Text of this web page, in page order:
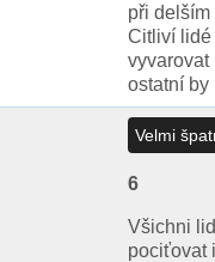
při delším
Citliví lidé
vyvarovat
ostatní by
Velmi
6
Všichni
pociťovat